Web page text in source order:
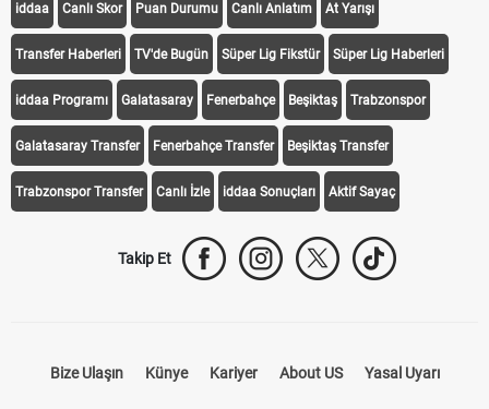
iddaa Canlı Skor Puan Durumu Canlı Anlatım At Yarışı
Transfer Haberleri TV'de Bugün Süper Lig Fikstür Süper Lig Haberleri
iddaa Programı Galatasaray Fenerbahçe Beşiktaş Trabzonspor
Galatasaray Transfer Fenerbahçe Transfer Beşiktaş Transfer
Trabzonspor Transfer Canlı İzle iddaa Sonuçları Aktif Sayaç
Takip Et
Bize Ulaşın Künye Kariyer About US Yasal Uyarı